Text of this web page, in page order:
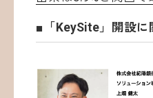
■「KeySite」開設に